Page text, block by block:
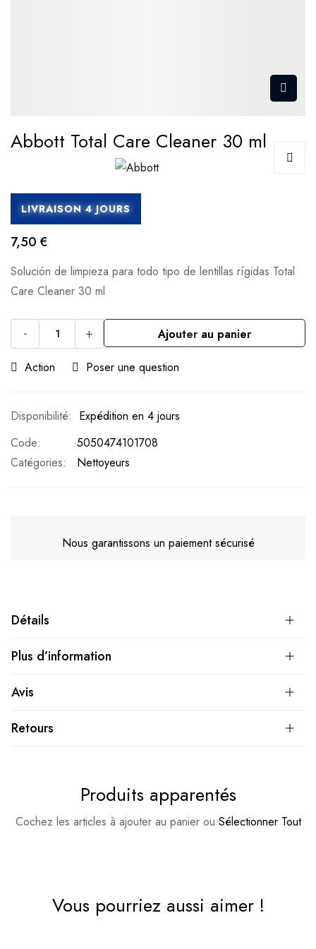
Abbott Total Care Cleaner 30 ml
LIVRAISON 4 JOURS
7,50 €
Solución de limpieza para todo tipo de lentillas rígidas Total
Care Cleaner 30 ml
- + Ajouter au panier
Action Poser une question
Expédition en 4 jours
Code
5050474101708
Catégories:
Nettoyeurs
Nous garantissons un paiement sécurisé
Détails
Plus d’information
Avis
Retours
Produits apparentés
Cochez les articles à ajouter au panier ou Sélectionner Tout
Vous pourriez aussi aimer !